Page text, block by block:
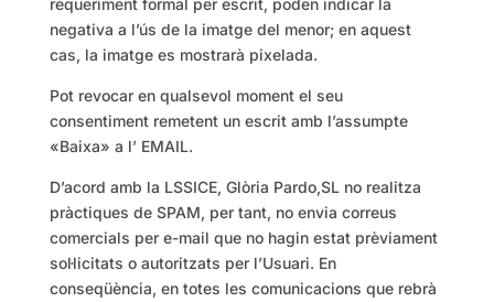
requeriment formal per escrit, poden indicar la
negativa a l’ús de la imatge del menor; en aquest
cas, la imatge es mostrarà pixelada.
Pot revocar en qualsevol moment el seu
consentiment remetent un escrit amb l’assumpte
«Baixa» a l’ EMAIL.
D’acord amb la LSSICE, Glòria Pardo,SL no realitza
pràctiques de SPAM, per tant, no envia correus
comercials per e-mail que no hagin estat prèviament
sol·licitats o autoritzats per l’Usuari. En
conseqüència, en totes les comunicacions que rebrà